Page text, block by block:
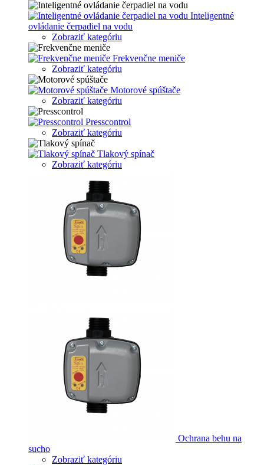
Inteligentné
ovládanie čerpadiel na vodu
Zobraziť kategóriu
Frekvenčne meniče
Zobraziť kategóriu
Motorové spúštače
Zobraziť kategóriu
Presscontrol
Zobraziť kategóriu
Tlakový spínač
Zobraziť kategóriu
Ochrana behu na
sucho
Zobraziť kategóriu